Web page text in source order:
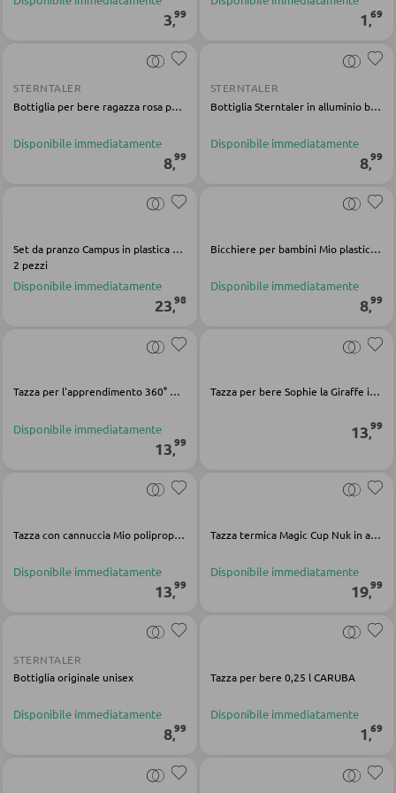
Soggiorni componibili
Credenze a giorno
MOBILI TV
TAVOLI DA SOGGIORNO
Tavolini da caffé
Tavolini da divano
Poltrone imbottite
Poltrone relax
Poltrone TV
Sgabelli bassi
Sgabelli da bar
Lampade solari
3,99 1,69
STERNTALER
Bottiglia per bere ragazza rosa pallido
Disponibile immediatamente
8,99
STERNTALER
Bottiglia Sterntaler in alluminio beige
Disponibile immediatamente
8,99
Set da pranzo Campus in plastica verde
2 pezzi
Disponibile immediatamente
23,98
Bicchiere per bambini Mio plastica silicone trasparente verde
Disponibile immediatamente
8,99
Tazza per l'apprendimento 360° Mio polipropilene silicone Tritan verde trasparente
Disponibile immediatamente
13,99
Tazza per bere Sophie la Giraffe in plastica multicolore
13,99
Tazza con cannuccia Mio polipropilene silicone Tritan verde trasparente
Disponibile immediatamente
13,99
Tazza termica Magic Cup Nuk in acciaio inox turchese
Disponibile immediatamente
19,99
STERNTALER
Bottiglia originale unisex
Disponibile immediatamente
8,99
Tazza per bere 0,25 l CARUBA
Disponibile immediatamente
1,69